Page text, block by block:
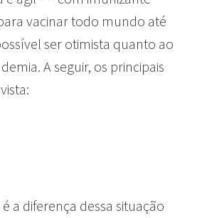
vacinar todo mundo até
ser otimista quanto ao
A seguir, os principais
a diferença dessa situação